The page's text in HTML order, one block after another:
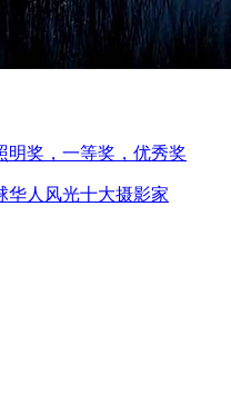
明奖，一等奖，优秀奖
人风光十大摄影家